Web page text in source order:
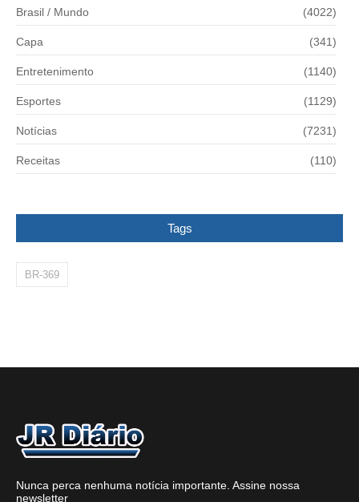
Brasil / Mundo (4022)
Capa (341)
Entretenimento (1140)
Esportes (1129)
Notícias (7231)
Receitas (110)
Tags
BR-369
Nunca perca nenhuma notícia importante. Assine nossa
newsletter